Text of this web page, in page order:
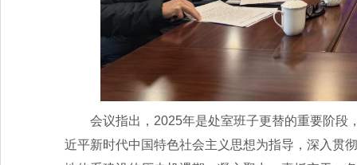
会议指出，2025年是处室班子更替的重要阶段
近平新时代中国特色社会主义思想为指导，深入贯